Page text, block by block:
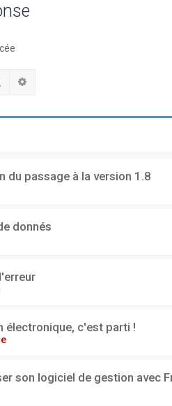
Rechercher
du passage à la version 1.8
donnés
électronique, c'est parti !
son logiciel de gestion avec